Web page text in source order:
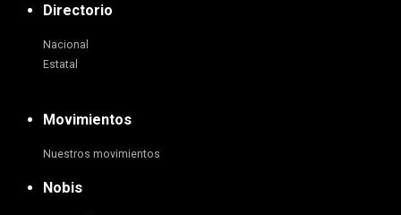
Directorio
Nacional
Estatal
Movimientos
Nuestros movimientos
Nobis